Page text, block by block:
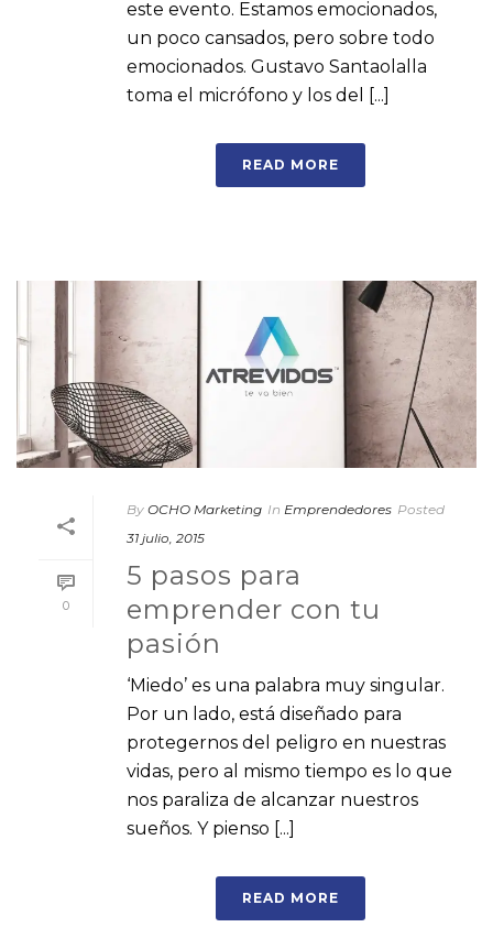
este evento. Estamos emocionados,
un poco cansados, pero sobre todo
emocionados. Gustavo Santaolalla
toma el micrófono y los del [...]
READ MORE
0
By OCHO Marketing In Emprendedores Posted
31 julio, 2015
5 pasos para
emprender con tu
pasión
‘Miedo’ es una palabra muy singular.
Por un lado, está diseñado para
protegernos del peligro en nuestras
vidas, pero al mismo tiempo es lo que
nos paraliza de alcanzar nuestros
sueños. Y pienso [...]
READ MORE